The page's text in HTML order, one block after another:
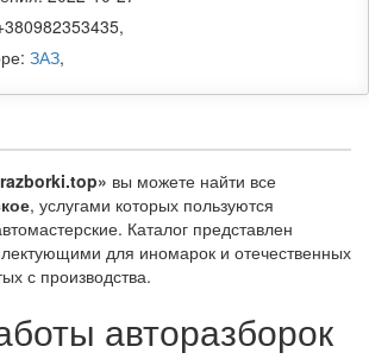
ЗАЗ,
вы можете найти все
, услугами которых пользуются
Каталог представлен
для иномарок и отечественных
с производства.
авторазборок